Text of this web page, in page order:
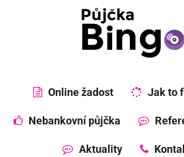
Online žadost Jak to
Nebankovní půjčka
Aktuality